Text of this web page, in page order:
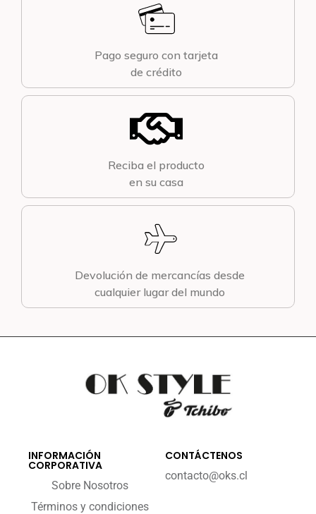
Pago seguro con tarjeta
de crédito
Reciba el producto
en su casa
Devolución de mercancías desde
cualquier lugar del mundo
INFORMACIÓN
CORPORATIVA
Sobre Nosotros
Términos y condiciones
CONTÁCTENOS
contacto@oks.cl